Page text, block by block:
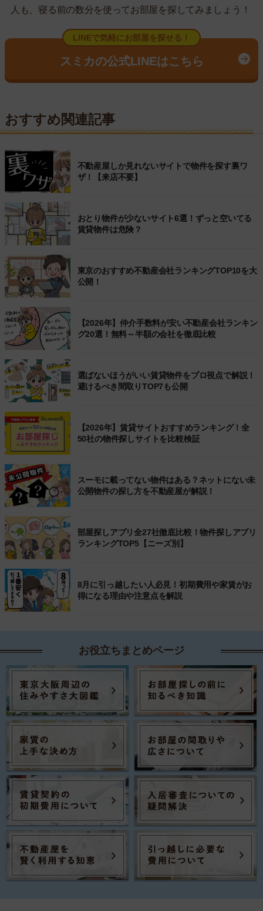
人も、寝る前の数分を使ってお部屋を探してみましょう！
LINEで気軽にお部屋を探せる！
スミカの公式LINEはこちら
おすすめ関連記事
不動産屋しか見れないサイトで物件を探す裏ワ
ザ！【来店不要】
おとり物件が少ないサイト6選！ずっと空いてる
賃貸物件は危険？
東京のおすすめ不動産会社ランキングTOP10を大
公開！
【2026年】仲介手数料が安い不動産会社ランキン
グ20選！無料～半額の会社を徹底比較
選ばないほうがいい賃貸物件をプロ視点で解説！
避けるべき間取りTOP7も公開
【2026年】賃貸サイトおすすめランキング！全
50社の物件探しサイトを比較検証
スーモに載ってない物件はある？ネットにない未
公開物件の探し方を不動産屋が解説！
部屋探しアプリ全27社徹底比較！物件探しアプリ
ランキングTOP5【ニーズ別】
8月に引っ越したい人必見！初期費用や家賃がお
得になる理由や注意点を解説
お役立ちまとめページ